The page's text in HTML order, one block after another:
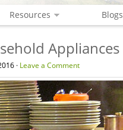
Resources Blogs
Appliances
· Leave a Comment